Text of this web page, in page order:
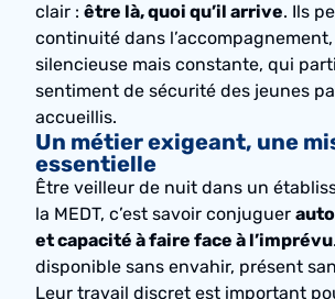
clair : être là, quoi qu’il arrive. Ils
continuité dans
silencieuse mais constante, qui
sentiment de sécurité des jeunes
accueillis.
Un métier exigeant, une
essentielle
Être veilleur de nuit dans un
la MEDT, c’est savoir conjuguer
et capacité à faire face à l’imprévu
disponible sans envahir, présent
Leur travail discret est important